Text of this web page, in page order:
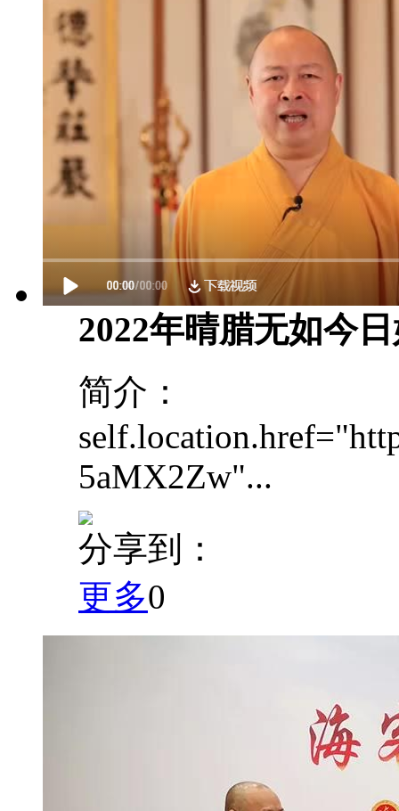
2022年晴腊无如今
简介：
5aMX2Zw"...
分享到：
更多0